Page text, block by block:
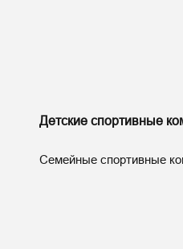
Детские спортивные
Семейные спортивные